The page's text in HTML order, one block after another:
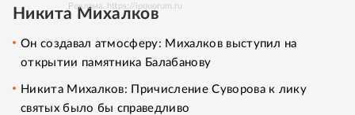
Реклама. https://ipquorum.ru
Никита Михалков
Он создавал атмосферу: Михалков выступил на
открытии памятника Балабанову
Никита Михалков: Причисление Суворова к лику
святых было бы справедливо